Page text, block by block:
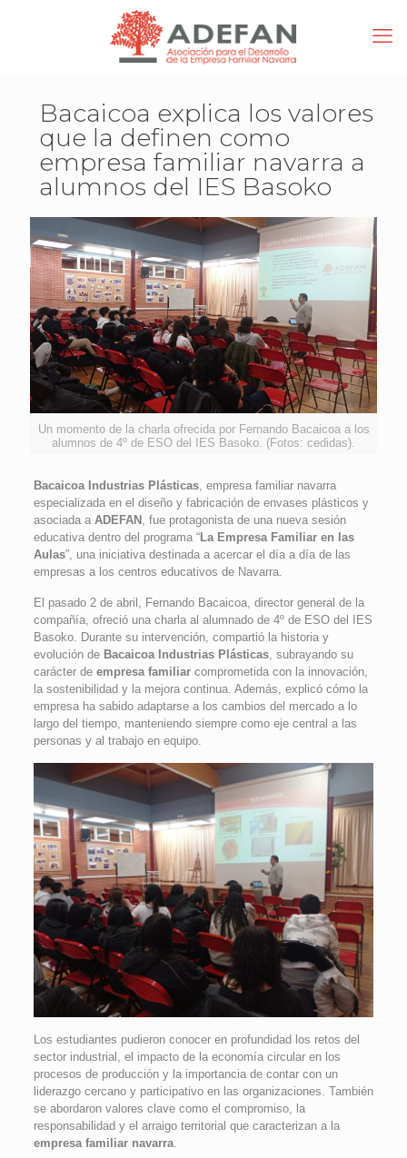
Bacaicoa explica los valores
que la definen como
empresa familiar navarra a
alumnos del IES Basoko
Un momento de la charla ofrecida por Fernando Bacaicoa a los
alumnos de 4º de ESO del IES Basoko. (Fotos: cedidas).
Bacaicoa Industrias Plásticas, empresa familiar navarra
especializada en el diseño y fabricación de envases plásticos y
asociada a ADEFAN , fue protagonista de una nueva sesión
educativa dentro del programa “La Empresa Familiar en las
Aulas”, una iniciativa destinada a acercar el día a día de las
empresas a los centros educativos de Navarra.
El pasado 2 de abril, Fernando Bacaicoa, director general de la
compañía, ofreció una charla al alumnado de 4º de ESO del IES
Basoko. Durante su intervención, compartió la historia y
evolución de Bacaicoa Industrias Plásticas, subrayando su
carácter de empresa familiarcomprometida con la innovación,
la sostenibilidad y la mejora continua. Además, explicó cómo la
empresa ha sabido adaptarse a los cambios del mercado a lo
largo del tiempo, manteniendo siempre como eje central a las
personas y al trabajo en equipo.
Los estudiantes pudieron conocer en profundidad los retos del
sector industrial, el impacto de la economía circular en los
procesos de producción y la importancia de contar con un
liderazgo cercano y participativo en las organizaciones. También
se abordaron valores clave como el compromiso, la
responsabilidad y el arraigo territorial que caracterizan a la
empresa familiar navarra.